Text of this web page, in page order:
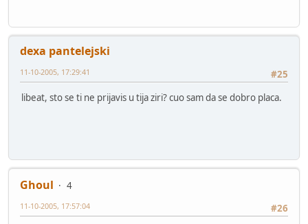
dexa pantelejski
#25
11-10-2005, 17:29:41
libeat, sto se ti ne prijavis u tija ziri? cuo sam da se dobro placa.
Ghoul
4
#26
11-10-2005, 17:57:04